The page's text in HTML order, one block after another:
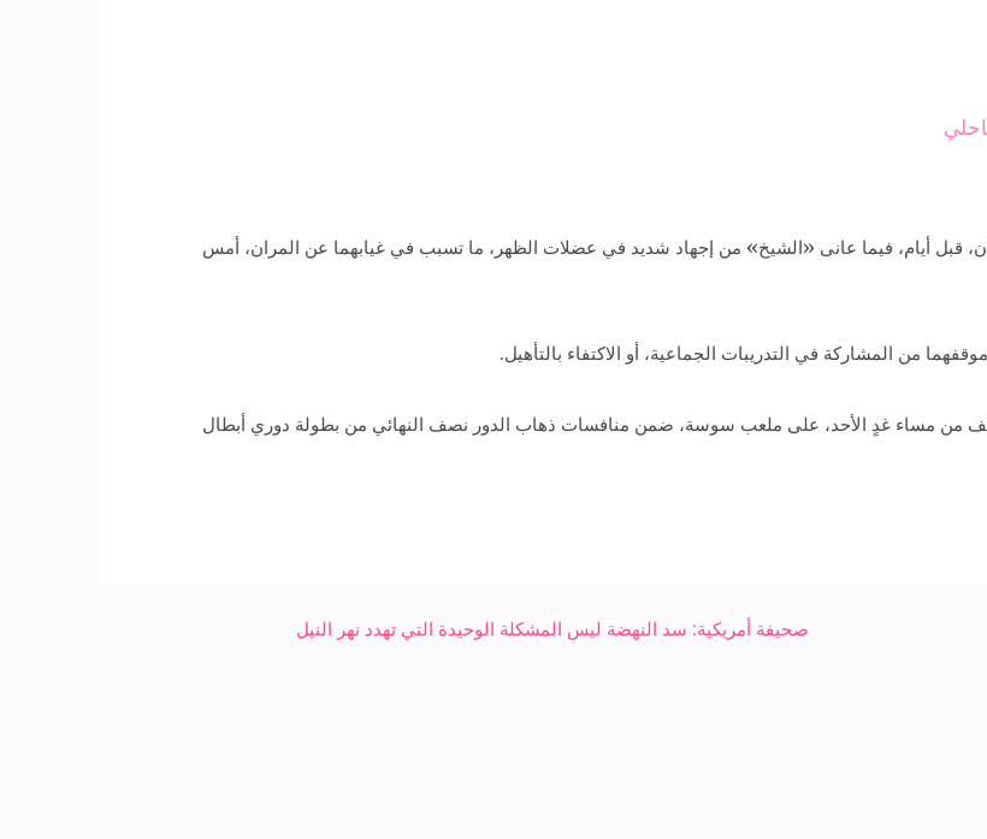
قبل أيام، فيما عانى «الشيخ» من إجهاد شديد في عضلات الظهر، ما تسبب في غيابهما عن المران، أمس
من المشاركة في التدريبات الجماعية، أو الاكتفاء بالتأهيل.
من مساء غدٍ الأحد، على ملعب سوسة، ضمن منافسات ذهاب الدور نصف النهائي من بطولة دوري أبطال
صحيفة أمريكية: سد النهضة ليس المشكلة الوحيدة التي تهدد نهر النيل